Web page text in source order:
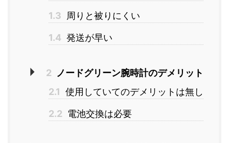
1.3 周りと被りにくい
1.4 発送が早い
2
ノードグリーン腕時計のデメリット
2.1 使用していてのデメリットは無し
2.2 電池交換は必要